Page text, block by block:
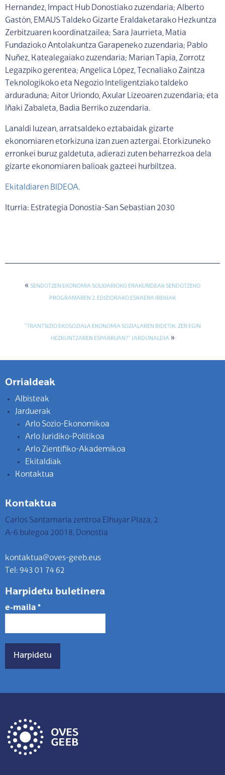
Hernandez, Impact Hub Donostiako zuzendaria; Alberto
Gastón, EMAUS Taldeko Gizarte Eraldaketarako Hezkuntza
Zerbitzuaren koordinatzailea; Sara Jaurrieta, Matia
Fundazioko Antolakuntza Garapeneko zuzendaria; Pablo
Nuñez, Katealegaiako zuzendaria; Marian Tapia, Zorrotz
Legazpiko gerentea; Angelica López, Tecnaliako Zaintza
Teknologikoko eta Negozio Inteligentziako taldeko
arduraduna; Aitor Uriondo, Axular Lizeoaren zuzendaria; eta
Iñaki Zabaleta, Badia Berriko zuzendaria.
Lanaldi luzean, arratsaldeko eztabaidak gizarte
ekonomiaren etorkizuna izan zuen aztergai. Etorkizuneko
erronkei buruz galdetuta, adierazi zuten beharrezkoa dela
gizarte ekonomiaren balioak gazteei hurbiltzea.
Ekitaldiaren BIDEOA.
Iturria: Estrategia Donostia-San Sebastian 2030
« SENDOTZEN EKONOMIA SOLIDARIOKO ERAKUNDEAK SENDOTZEKO
PROGRAMAREN 2. EDIZIORAKO ESKAERA IREKIAK
“TRANTSIZIO EKOSOZIALA EKONOMIA SOZIALAREN BIDETIK: ZER EGIN
HEZKUNTZAREN ESPARRUAN?” JARDUNALDIA»
Orrialdeak
Albisteak
Jarduerak
Arlo Sozio-Ekonomikoa
Arlo Juridiko-Politikoa
Arlo Zientifiko-Akademikoa
Ekitaldiak
Kontaktua
Kontaktua
Carlos Santamaria zentroa Elhuyar Plaza, 2
A-6 bulegoa 20018, Donostia
kontaktua@oves-geeb.eus
Tel: 943 01 74 62
Harpidetu buletinera
e-maila *